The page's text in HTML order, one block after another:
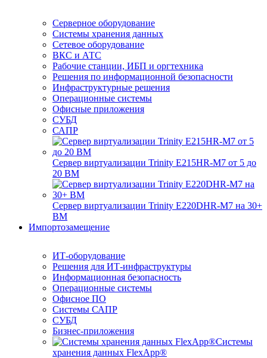
Серверное оборудование
Системы хранения данных
Сетевое оборудование
ВКС и АТС
Рабочие станции, ИБП и оргтехника
Решения по информационной безопасности
Инфраструктурные решения
Операционные системы
Офисные приложения
СУБД
САПР
Сервер виртуализации Trinity E215HR-M7 от 5 до
20 ВМ
Сервер виртуализации Trinity E220DHR-M7 на 30+
ВМ
Импортозамещение
ИТ-оборудование
Решения для ИТ-инфраструктуры
Информационная безопасность
Операционные системы
Офисное ПО
Системы САПР
СУБД
Бизнес-приложения
Системы
хранения данных FlexApp®